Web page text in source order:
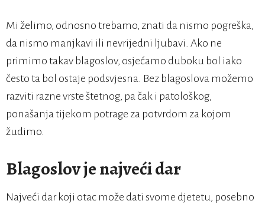
Mi želimo, odnosno trebamo, znati da nismo pogreška,
da nismo manjkavi ili nevrijedni ljubavi. Ako ne
primimo takav blagoslov, osjećamo duboku bol iako
često ta bol ostaje podsvjesna. Bez blagoslova možemo
razviti razne vrste štetnog, pa čak i patološkog,
ponašanja tijekom potrage za potvrdom za kojom
žudimo.
Blagoslov je najveći dar
Najveći dar koji otac može dati svome djetetu, posebno